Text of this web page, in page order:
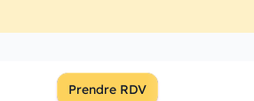
Prendre RDV